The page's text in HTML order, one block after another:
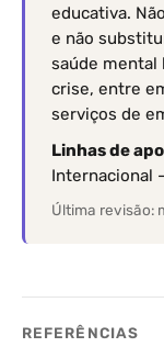
educativa.
e não
saúde mental
crise, entre
serviços de
Linhas de
Internacional
Última revisão:
REFERÊNCIAS